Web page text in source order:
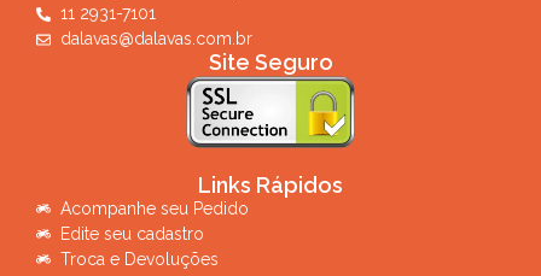
11 2931-7101
dalavas@dalavas.com.br
Site Seguro
Links Rápidos
Acompanhe seu Pedido
Edite seu cadastro
Troca e Devoluções